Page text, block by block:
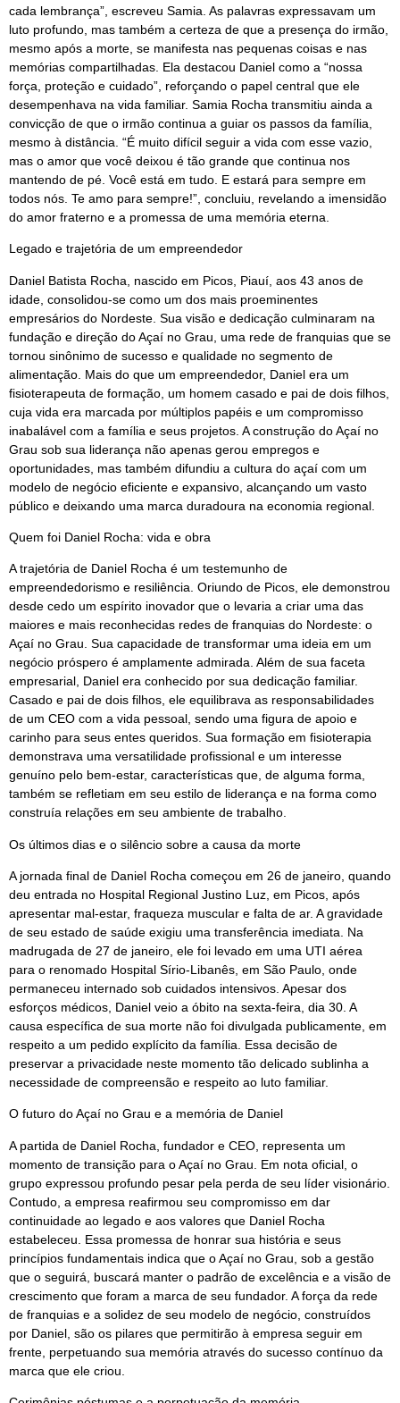
cada lembrança”, escreveu Samia. As palavras expressavam um
luto profundo, mas também a certeza de que a presença do irmão,
mesmo após a morte, se manifesta nas pequenas coisas e nas
memórias compartilhadas. Ela destacou Daniel como a “nossa
força, proteção e cuidado”, reforçando o papel central que ele
desempenhava na vida familiar. Samia Rocha transmitiu ainda a
convicção de que o irmão continua a guiar os passos da família,
mesmo à distância. “É muito difícil seguir a vida com esse vazio,
mas o amor que você deixou é tão grande que continua nos
mantendo de pé. Você está em tudo. E estará para sempre em
todos nós. Te amo para sempre!”, concluiu, revelando a imensidão
do amor fraterno e a promessa de uma memória eterna.
Legado e trajetória de um empreendedor
Daniel Batista Rocha, nascido em Picos, Piauí, aos 43 anos de
idade, consolidou-se como um dos mais proeminentes
empresários do Nordeste. Sua visão e dedicação culminaram na
fundação e direção do Açaí no Grau, uma rede de franquias que se
tornou sinônimo de sucesso e qualidade no segmento de
alimentação. Mais do que um empreendedor, Daniel era um
fisioterapeuta de formação, um homem casado e pai de dois filhos,
cuja vida era marcada por múltiplos papéis e um compromisso
inabalável com a família e seus projetos. A construção do Açaí no
Grau sob sua liderança não apenas gerou empregos e
oportunidades, mas também difundiu a cultura do açaí com um
modelo de negócio eficiente e expansivo, alcançando um vasto
público e deixando uma marca duradoura na economia regional.
Quem foi Daniel Rocha: vida e obra
A trajetória de Daniel Rocha é um testemunho de
empreendedorismo e resiliência. Oriundo de Picos, ele demonstrou
desde cedo um espírito inovador que o levaria a criar uma das
maiores e mais reconhecidas redes de franquias do Nordeste: o
Açaí no Grau. Sua capacidade de transformar uma ideia em um
negócio próspero é amplamente admirada. Além de sua faceta
empresarial, Daniel era conhecido por sua dedicação familiar.
Casado e pai de dois filhos, ele equilibrava as responsabilidades
de um CEO com a vida pessoal, sendo uma figura de apoio e
carinho para seus entes queridos. Sua formação em fisioterapia
demonstrava uma versatilidade profissional e um interesse
genuíno pelo bem-estar, características que, de alguma forma,
também se refletiam em seu estilo de liderança e na forma como
construía relações em seu ambiente de trabalho.
Os últimos dias e o silêncio sobre a causa da morte
A jornada final de Daniel Rocha começou em 26 de janeiro, quando
deu entrada no Hospital Regional Justino Luz, em Picos, após
apresentar mal-estar, fraqueza muscular e falta de ar. A gravidade
de seu estado de saúde exigiu uma transferência imediata. Na
madrugada de 27 de janeiro, ele foi levado em uma UTI aérea
para o renomado Hospital Sírio-Libanês, em São Paulo, onde
permaneceu internado sob cuidados intensivos. Apesar dos
esforços médicos, Daniel veio a óbito na sexta-feira, dia 30. A
causa específica de sua morte não foi divulgada publicamente, em
respeito a um pedido explícito da família. Essa decisão de
preservar a privacidade neste momento tão delicado sublinha a
necessidade de compreensão e respeito ao luto familiar.
O futuro do Açaí no Grau e a memória de Daniel
A partida de Daniel Rocha, fundador e CEO, representa um
momento de transição para o Açaí no Grau. Em nota oficial, o
grupo expressou profundo pesar pela perda de seu líder visionário.
Contudo, a empresa reafirmou seu compromisso em dar
continuidade ao legado e aos valores que Daniel Rocha
estabeleceu. Essa promessa de honrar sua história e seus
princípios fundamentais indica que o Açaí no Grau, sob a gestão
que o seguirá, buscará manter o padrão de excelência e a visão de
crescimento que foram a marca de seu fundador. A força da rede
de franquias e a solidez de seu modelo de negócio, construídos
por Daniel, são os pilares que permitirão à empresa seguir em
frente, perpetuando sua memória através do sucesso contínuo da
marca que ele criou.